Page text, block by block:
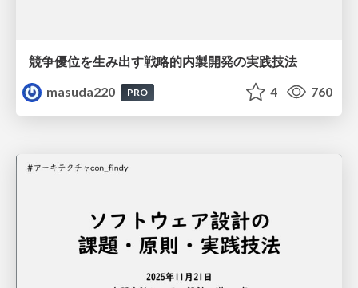
競争優位を生み出す戦略的内製開発の実践技法
masuda220
PRO 4 760